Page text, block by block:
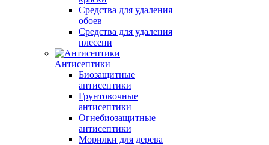
Средства для удаления
обоев
Средства для удаления
плесени
Антисептики
Биозащитные
антисептики
Грунтовочные
антисептики
Огнебиозащитные
антисептики
Морилки для дерева